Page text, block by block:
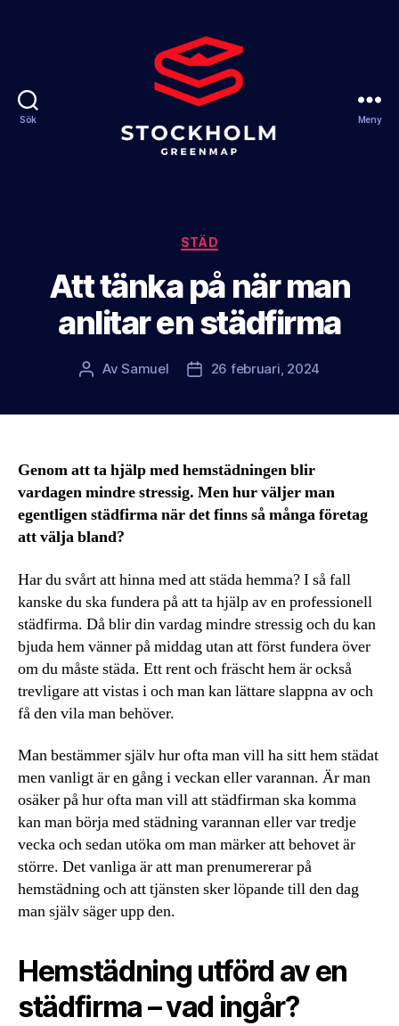
Sök Meny
Kategorier
STÄD
Att tänka på när man
anlitar en städfirma
Inläggsförfattare
AvSamuel Inläggsdatum
26 februari, 2024
Genom att ta hjälp med hemstädningen blir
vardagen mindre stressig. Men hur väljer man
egentligen städfirma när det finns så många företag
att välja bland?
Har du svårt att hinna med att städa hemma? I så fall
kanske du ska fundera på att ta hjälp av en professionell
städfirma. Då blir din vardag mindre stressig och du kan
bjuda hem vänner på middag utan att först fundera över
om du måste städa. Ett rent och fräscht hem är också
trevligare att vistas i och man kan lättare slappna av och
få den vila man behöver.
Man bestämmer själv hur ofta man vill ha sitt hem städat
men vanligt är en gång i veckan eller varannan. Är man
osäker på hur ofta man vill att städfirman ska komma
kan man börja med städning varannan eller var tredje
vecka och sedan utöka om man märker att behovet är
större. Det vanliga är att man prenumererar på
hemstädning och att tjänsten sker löpande till den dag
man själv säger upp den.
Hemstädning utförd av en
städfirma – vad ingår?